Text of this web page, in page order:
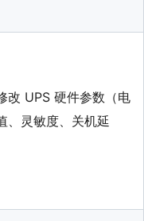
改 UPS 硬件参数（电
、灵敏度、关机延